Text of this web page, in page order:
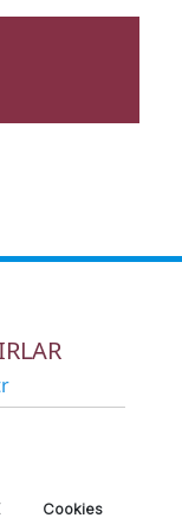
Cookies